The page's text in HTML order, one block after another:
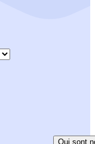
Qui sont